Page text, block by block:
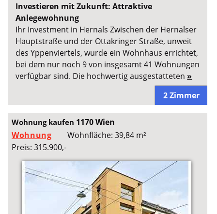
Investieren mit Zukunft: Attraktive
Anlegewohnung
Ihr Investment in Hernals Zwischen der Hernalser
Hauptstraße und der Ottakringer Straße, unweit
des Yppenviertels, wurde ein Wohnhaus errichtet,
bei dem nur noch 9 von insgesamt 41 Wohnungen
verfügbar sind. Die hochwertig ausgestatteten »
2 Zimmer
Wohnung kaufen 1170 Wien
Wohnung
Wohnfläche: 39,84 m²
Preis: 315.900,-